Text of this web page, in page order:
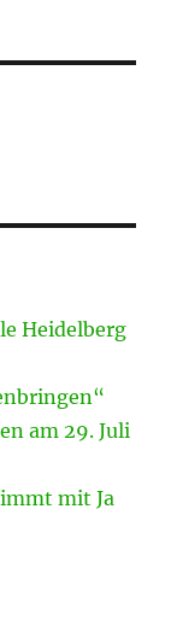
Heidelberg
am 29. Juli
mit Ja